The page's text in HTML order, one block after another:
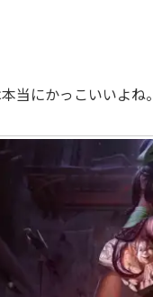
当にかっこいいよね。